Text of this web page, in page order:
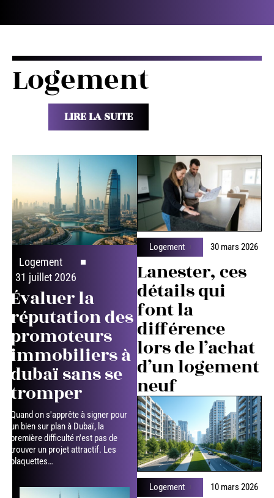
Logement
LIRE LA SUITE
Logement
31 juillet 2026
Évaluer la
réputation des
promoteurs
immobiliers à
dubaï sans se
tromper
Quand on s'apprête à signer pour
un bien sur plan à Dubaï, la
première difficulté n'est pas de
trouver un projet attractif. Les
plaquettes…
Logement 30 mars 2026
Lanester, ces
détails qui
font la
différence
lors de l’achat
d’un logement
neuf
Logement 10 mars 2026